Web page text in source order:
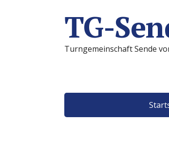
TG-
Turngemeinschaft Sende